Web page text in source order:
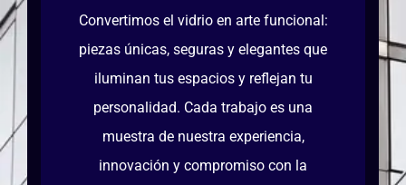
Convertimos el vidrio en arte funcional:
piezas únicas, seguras y elegantes que
iluminan tus espacios y reflejan tu
personalidad. Cada trabajo es una
muestra de nuestra experiencia,
innovación y compromiso con la